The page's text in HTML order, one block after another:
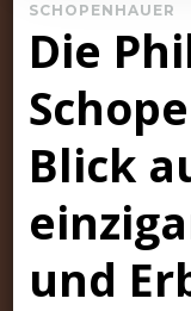
SCHOPENHAUER
Die
Blick
und